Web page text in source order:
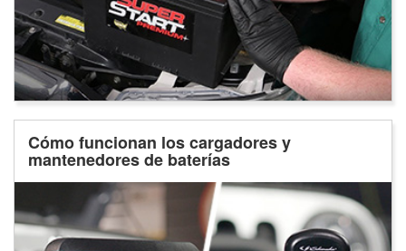
Cómo funcionan los cargadores y
mantenedores de baterías